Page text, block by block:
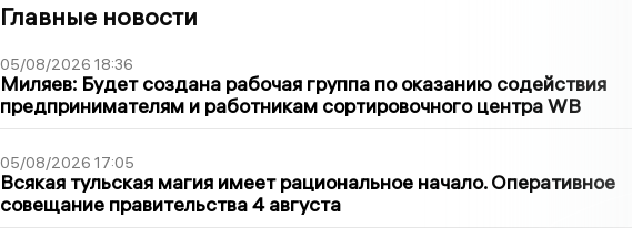
Главные новости
05/08/2026 18:36
Миляев: Будет создана рабочая группа по оказанию содействия
предпринимателям и работникам сортировочного центра WB
05/08/2026 17:05
Всякая тульская магия имеет рациональное начало. Оперативное
совещание правительства 4 августа